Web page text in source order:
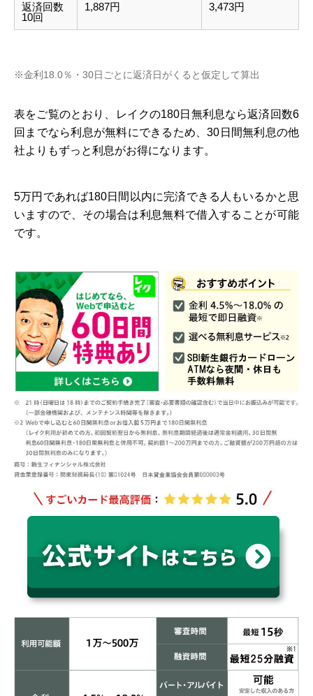
返済回数
10回
1,887円 3,473円
※金利18.0％・30日ごとに返済日がくると仮定して算出
表をご覧のとおり、レイクの180日無利息なら返済回数6
回までなら利息が無料にできるため、30日間無利息の他
社よりもずっと利息がお得になります。
5万円であれば180日間以内に完済できる人もいるかと思
いますので、その場合は利息無料で借入することが可能
です。